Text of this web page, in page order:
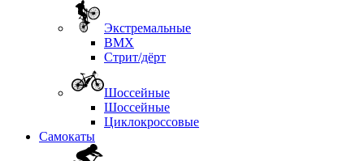
Экстремальные
BMX
Стрит/дёрт
Шоссейные
Шоссейные
Циклокроссовые
Самокаты